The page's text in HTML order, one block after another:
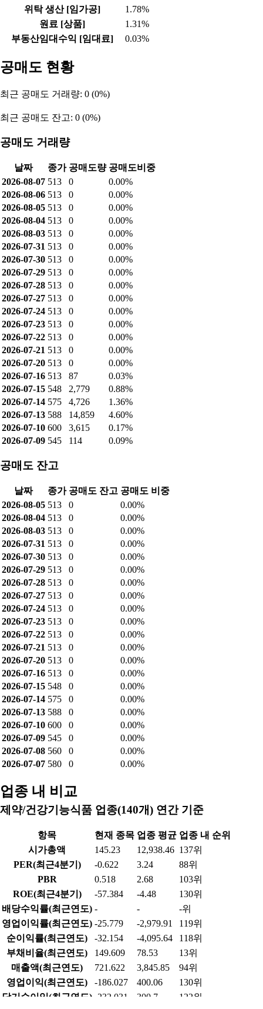
위탁 생산 [임가공]
1.78%
원료 [상품]
1.31%
부동산임대수익 [임대료]
0.03%
공매도 현황
최근 공매도 거래량: 0 (0%)
최근 공매도 잔고: 0 (0%)
공매도 거래량
날짜 종가 공매도량 공매도비중
2026-08-07 513 0
0.00%
2026-08-06 513 0
0.00%
2026-08-05 513 0
0.00%
2026-08-04 513 0
0.00%
2026-08-03 513 0
0.00%
2026-07-31 513 0
0.00%
2026-07-30 513 0
0.00%
2026-07-29 513 0
0.00%
2026-07-28 513 0
0.00%
2026-07-27 513 0
0.00%
2026-07-24 513 0
0.00%
2026-07-23 513 0
0.00%
2026-07-22 513 0
0.00%
2026-07-21 513 0
0.00%
2026-07-20 513 0
0.00%
2026-07-16 513 87
0.03%
2026-07-15 548 2,779
0.88%
2026-07-14 575 4,726
1.36%
2026-07-13 588 14,859
4.60%
2026-07-10 600 3,615
0.17%
2026-07-09 545 114 0.09%
공매도 잔고
날짜 종가 공매도 잔고 공매도 비중
2026-08-05 513 0
0.00%
2026-08-04 513 0
0.00%
2026-08-03 513 0
0.00%
2026-07-31 513 0
0.00%
2026-07-30 513 0
0.00%
2026-07-29 513 0
0.00%
2026-07-28 513 0
0.00%
2026-07-27 513 0
0.00%
2026-07-24 513 0
0.00%
2026-07-23 513 0
0.00%
2026-07-22 513 0
0.00%
2026-07-21 513 0
0.00%
2026-07-20 513 0
0.00%
2026-07-16 513 0
0.00%
2026-07-15 548 0
0.00%
2026-07-14 575 0
0.00%
2026-07-13 588 0
0.00%
2026-07-10 600 0
0.00%
2026-07-09 545 0
0.00%
2026-07-08 560 0
0.00%
2026-07-07 580 0 0.00%
업종 내 비교
제약/건강기능식품 업종(140개) 연간 기준
항목 현재 종목 업종 평균 업종 내 순위
시가총액
145.23 12,938.46 137위
PER(최근4분기)
-0.622 3.24
88위
PBR
0.518 2.68
103위
ROE(최근4분기)
-57.384 -4.48
130위
배당수익률(최근연도) - -
-위
영업이익률(최근연도) -25.779 -2,979.91
119위
순이익률(최근연도)
-32.154 -4,095.64
118위
부채비율(최근연도)
149.609 78.53
13위
매출액(최근연도)
721.622 3,845.85
94위
영업이익(최근연도)
-186.027 400.06
130위
당기순이익(최근연도) -232.031 300.7 122위